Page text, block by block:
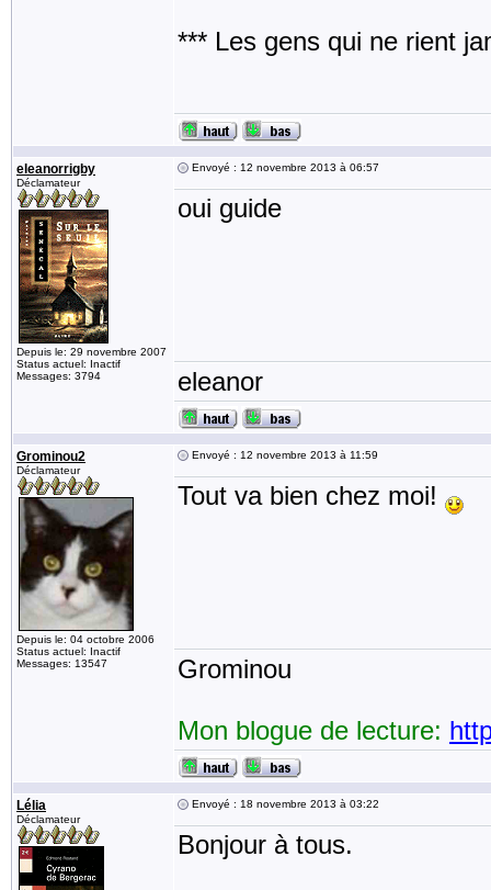
*** Les gens qui ne rient
eleanorrigby
Déclamateur
Depuis le: 29 novembre 2007
Status actuel: Inactif
Messages: 3794
Envoyé : 12 novembre 2013 à 06:57
oui guide
eleanor
Grominou2
Déclamateur
Depuis le: 04 octobre 2006
Status actuel: Inactif
Messages: 13547
Envoyé : 12 novembre 2013 à 11:59
Tout va bien chez moi!
Grominou
Mon blogue de lecture:
Lélia
Déclamateur
Envoyé : 18 novembre 2013 à 03:22
Bonjour à tous.